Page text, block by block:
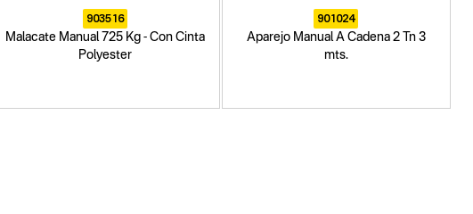
903516
Malacate Manual 725 Kg - Con Cinta
Polyester
901024
Aparejo Manual A Cadena 2 Tn 3
mts.